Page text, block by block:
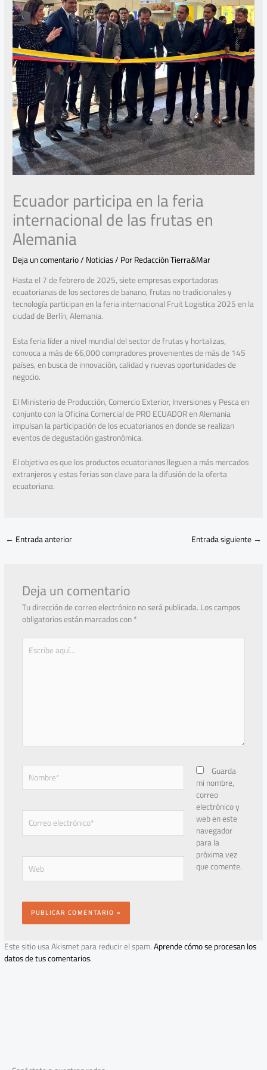
Ecuador participa en la feria
internacional de las frutas en
Alemania
Deja un comentario/Noticias/ PorRedacción Tierra&Mar
Hasta el 7 de febrero de 2025, siete empresas exportadoras
ecuatorianas de los sectores de banano, frutas no tradicionales y
tecnología participan en la feria internacional Fruit Logistica 2025 en la
ciudad de Berlín, Alemania.
Esta feria líder a nivel mundial del sector de frutas y hortalizas,
convoca a más de 66,000 compradores provenientes de más de 145
países, en busca de innovación, calidad y nuevas oportunidades de
negocio.
El Ministerio de Producción, Comercio Exterior, Inversiones y Pesca en
conjunto con la Oficina Comercial de PRO ECUADOR en Alemania
impulsan la participación de los ecuatorianos en donde se realizan
eventos de degustación gastronómica.
El objetivo es que los productos ecuatorianos lleguen a más mercados
extranjeros y estas ferias son clave para la difusión de la oferta
ecuatoriana.
← Entrada anterior Entrada siguiente→
Deja un comentario
Tu dirección de correo electrónico no será publicada.Los campos
obligatorios están marcados con*
Escribe
aquí...
Nombre*
Correo
electrónico*
Web
Guarda
mi nombre,
correo
electrónico y
web en este
navegador
para la
próxima vez
que comente.
Este sitio usa Akismet para reducir el spam.Aprende cómo se procesan los
datos de tus comentarios.